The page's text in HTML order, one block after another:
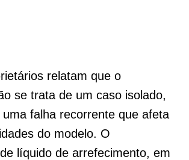
relatam que o
se trata de um caso isolado,
falha recorrente que afeta
do modelo. O
líquido de arrefecimento, em